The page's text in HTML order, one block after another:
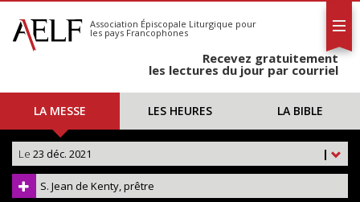
S'abonner
Calendrier
Association Épiscopale Liturgique pour
les pays Francophones
Recevez gratuitement
les lectures du jour par courriel
LA MESSE LES HEURES LA BIBLE
|
Le 23 déc. 2021
S. Jean de Kenty, prêtre